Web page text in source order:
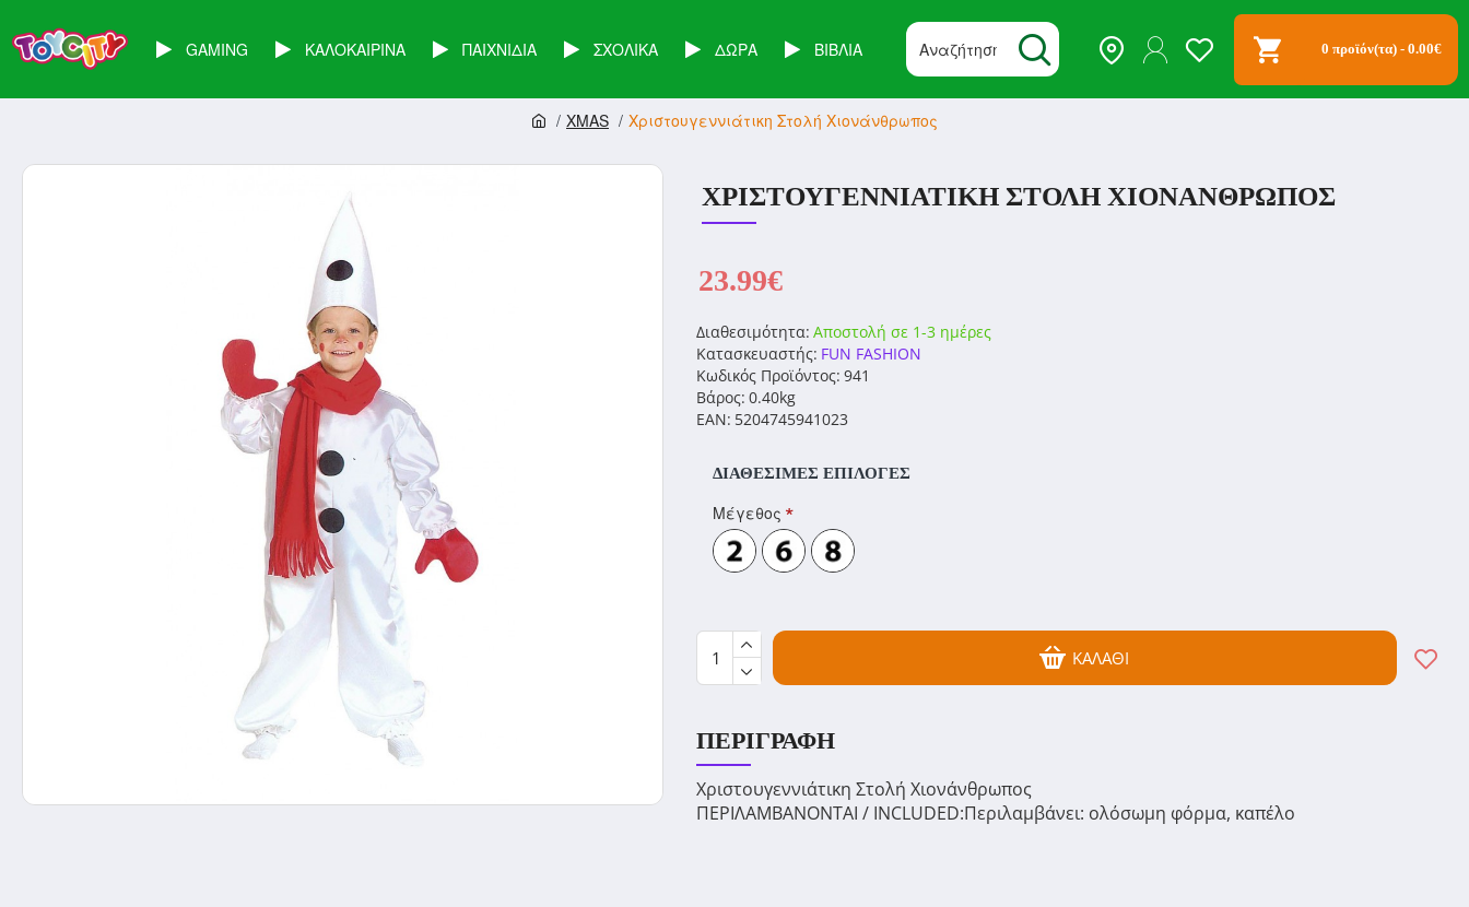
GAMING ΚΑΛΟΚΑΙΡΙΝΑ ΠΑΙΧΝΙΔΙΑ ΣΧΟΛΙΚΑ ΔΩΡΑ ΒΙΒΛΙΑ 0 προϊόν(τα) - 0.00€
XMAS Χριστουγεννιάτικη Στολή Χιονάνθρωπος
ΧΡΙΣΤΟΥΓΕΝΝΙΆΤΙΚΗ ΣΤΟΛΉ ΧΙΟΝΆΝΘΡΩΠΟΣ
Διαθεσιμότητα: Αποστολή σε 1-3 ημέρες
Κατασκευαστής: FUN FASHION
Κωδικός Προϊόντος: 941
Βάρος: 0.40kg
EAN: 5204745941023
23.99€
ΔΙΑΘΈΣΙΜΕΣ ΕΠΙΛΟΓΈΣ
Μέγεθος
ΚΑΛΆΘΙ
ΠΕΡΙΓΡΑΦΉ
Χριστουγεννιάτικη Στολή Χιονάνθρωπος
ΠΕΡΙΛΑΜΒΑΝΟΝΤΑΙ / INCLUDED:Περιλαμβάνει: ολόσωμη φόρμα, καπέλο